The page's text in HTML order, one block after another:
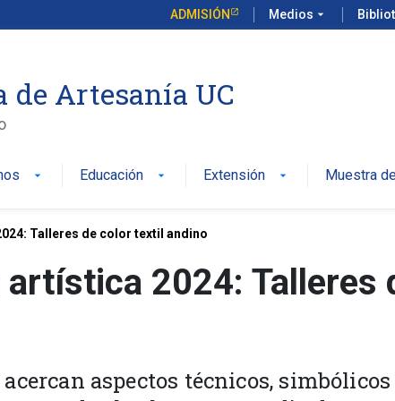
ADMISIÓN Medios arrow_drop_down
de Artesanía UC
arrow_drop_down Educación arrow_drop_down Extensión arrow_drop_down Muestra
Talleres de color textil andino
artística 2024: Talleres
aspectos técnicos,